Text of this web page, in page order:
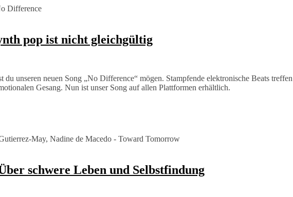
pop ist nicht gleichgültig
du unseren neuen Song „No Difference“ mögen. Stampfende elektronische Beats treffen
Gesang. Nun ist unser Song auf allen Plattformen erhältlich.
schwere Leben und Selbstfindung